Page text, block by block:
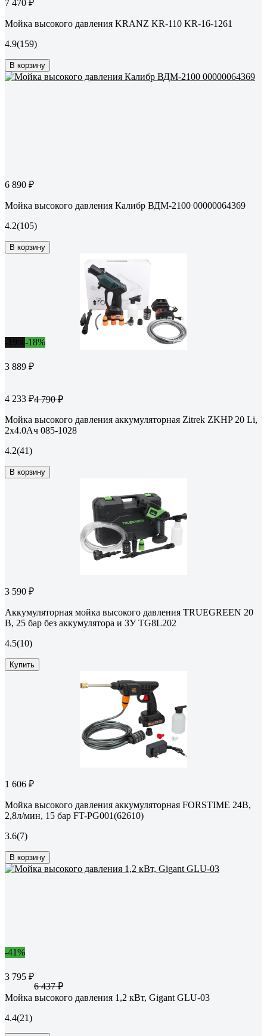
7 470 ₽
Мойка высокого давления KRANZ KR-110 KR-16-1261
4.9(159)
В корзину
6 890 ₽
Мойка высокого давления Калибр ВДМ-2100 00000064369
4.2(105)
В корзину
-18%
3 889 ₽
4 233 ₽4 790 ₽
Мойка высокого давления аккумуляторная Zitrek ZKHP 20 Li,
2x4.0Ач 085-1028
4.2(41)
В корзину
3 590 ₽
Аккумуляторная мойка высокого давления TRUEGREEN 20
В, 25 бар без аккумулятора и ЗУ TG8L202
4.5(10)
Купить
1 606 ₽
Мойка высокого давления аккумуляторная FORSTIME 24В,
2,8л/мин, 15 бар FT-PG001(62610)
3.6(7)
В корзину
-41%
3 795 ₽
6 437 ₽
Мойка высокого давления 1,2 кВт, Gigant GLU-03
4.4(21)